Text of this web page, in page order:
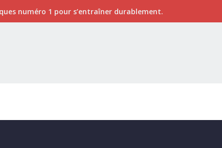
numéro 1 pour s’entraîner durablement.